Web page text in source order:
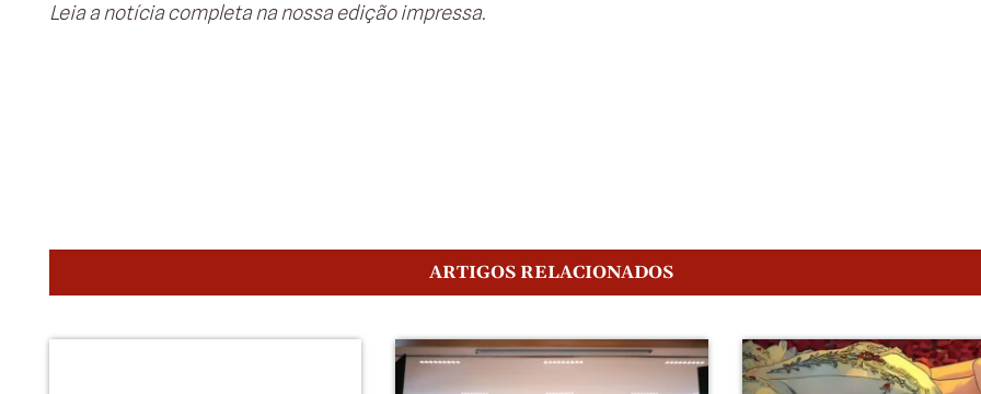
Leia a notícia completa na nossa edição impressa.
ARTIGOS RELACIONADOS